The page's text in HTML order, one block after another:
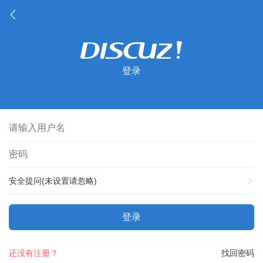
登录
安全提问(未设置请忽略)
登录
找回密码
还没有注册？